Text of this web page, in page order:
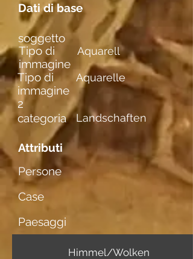
Dati di base
Tipo di
immagine
Aquarell
Tipo di
immagine
2
Aquarelle
categoria Landschaften
Attributi
Persone
Case
Paesaggi
Himmel/Wolken
soggetto